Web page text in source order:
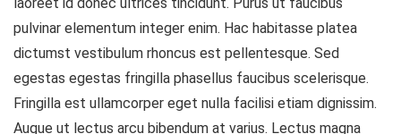
pulvinar elementum integer enim. Hac habitasse platea
dictumst vestibulum rhoncus est pellentesque. Sed
egestas egestas fringilla phasellus faucibus scelerisque.
Fringilla est ullamcorper eget nulla facilisi etiam dignissim.
Augue ut lectus arcu bibendum at varius. Lectus magna